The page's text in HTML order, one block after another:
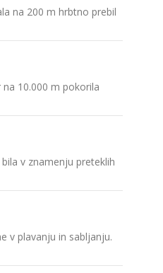
na 200 m hrbtno prebil
10.000 m pokorila
v znamenju preteklih
v plavanju in sabljanju.